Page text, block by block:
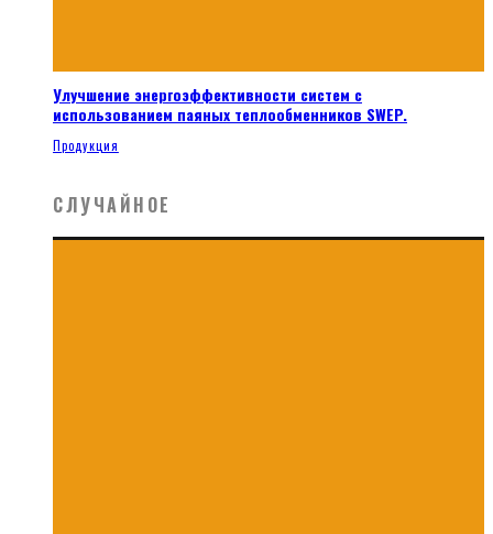
Улучшение энергоэффективности систем с
использованием паяных теплообменников SWEP.
Продукция
СЛУЧАЙНОЕ